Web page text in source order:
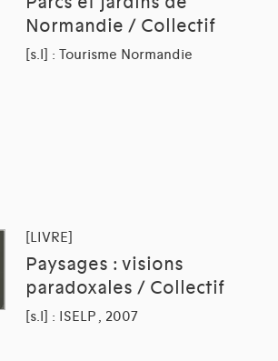
Normandie / Collectif
[s.l] : Tourisme Normandie
[LIVRE]
Paysages : visions
paradoxales / Collectif
[s.l] : ISELP , 2007